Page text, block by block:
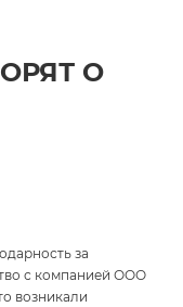
О
за
с компанией ООО
возникали